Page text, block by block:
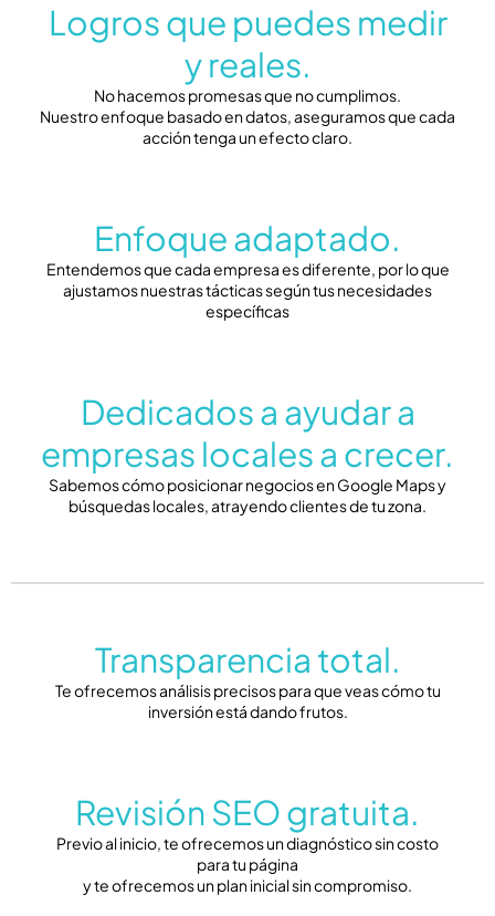
Logros que puedes medir
y reales.
No hacemos promesas que no cumplimos.
Nuestro enfoque basado en datos, aseguramos que cada
acción tenga un efecto claro.
Enfoque adaptado.
Entendemos que cada empresa es diferente, por lo que
ajustamos nuestras tácticas según tus necesidades
específicas
Dedicados a ayudar a
empresas locales a crecer.
Sabemos cómo posicionar negocios en Google Maps y
búsquedas locales, atrayendo clientes de tu zona.
Transparencia total.
Te ofrecemos análisis precisos para que veas cómo tu
inversión está dando frutos.
Revisión SEO gratuita.
Previo al inicio, te ofrecemos un diagnóstico sin costo
para tu página
y te ofrecemos un plan inicial sin compromiso.